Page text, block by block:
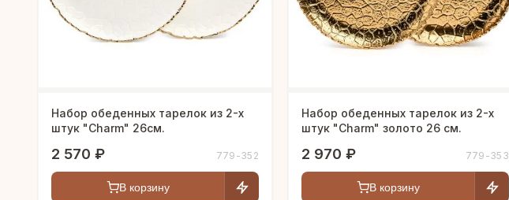
Набор обеденных тарелок из 2-х
штук "Charm" 26см.
2 570 ₽ 779-352
В корзину
Набор обеденных тарелок из 2-х
штук "Charm" золото 26 см.
2 970 ₽ 779-353
В корзину